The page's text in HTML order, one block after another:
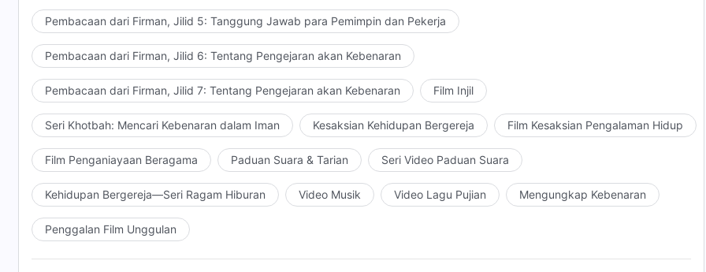
Pembacaan dari Firman, Jilid 5: Tanggung Jawab para Pemimpin dan Pekerja
Pembacaan dari Firman, Jilid 6: Tentang Pengejaran akan Kebenaran
Pembacaan dari Firman, Jilid 7: Tentang Pengejaran akan Kebenaran Film Injil
Seri Khotbah: Mencari Kebenaran dalam Iman Kesaksian Kehidupan Bergereja Film Kesaksian Pengalaman Hidup
Film Penganiayaan Beragama Paduan Suara & Tarian Seri Video Paduan Suara
Kehidupan Bergereja—Seri Ragam Hiburan Video Musik Video Lagu Pujian Mengungkap Kebenaran
Penggalan Film Unggulan